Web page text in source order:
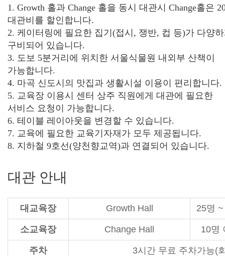
1. Growth 홀과 Change 홀을 동시 대관시 Change홀은
대관비를 할인합니다.
2. 케이터링에 필요한 집기(접시, 쟁반, 컵 등)가 다양
구비되어 있습니다.
3. 도보 5분거리에 위치한 서울식물원 내외부 산책이
가능합니다.
4. 마곡 신도시의 맛집과 생활시설 이용이 편리합니다.
5. 교육장 이용시 센터 상주 직원에게 대관에 필요한
서비스 요청이 가능합니다.
6. 테이블 레이아웃을 변경할 수 있습니다.
7. 교육에 필요한 교육기자재가 모두 제공됩니다.
8. 지하철 9호선(양천향교역)과 연결되어 있습니다.
대관 안내
대교육장 Growth Hall 25명
소교육장 Change Hall 10명
주차 3시간 무료 주차가능(